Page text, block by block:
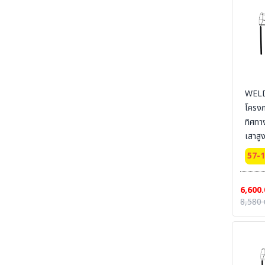
โครง
ทิศท
เสาสู
57-
8,580